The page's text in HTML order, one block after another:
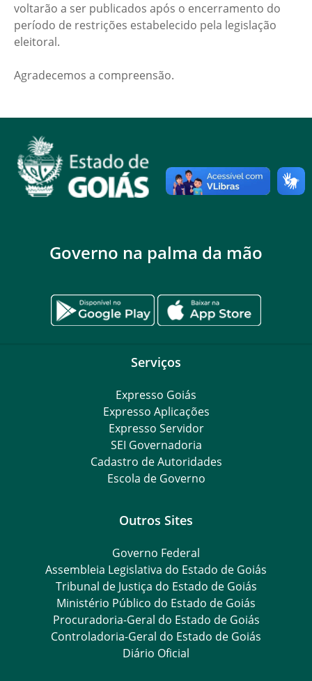
voltarão a ser publicados após o encerramento do
período de restrições estabelecido pela legislação
eleitoral.
Agradecemos a compreensão.
Governo na palma da mão
Serviços
Expresso Goiás
Expresso Aplicações
Expresso Servidor
SEI Governadoria
Cadastro de Autoridades
Escola de Governo
Outros Sites
Governo Federal
Assembleia Legislativa do Estado de Goiás
Tribunal de Justiça do Estado de Goiás
Ministério Público do Estado de Goiás
Procuradoria-Geral do Estado de Goiás
Controladoria-Geral do Estado de Goiás
Diário Oficial